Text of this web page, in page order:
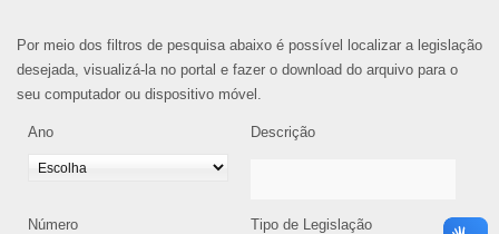
Por meio dos filtros de pesquisa abaixo é possível localizar a legislação
desejada, visualizá-la no portal e fazer o download do arquivo para o
seu computador ou dispositivo móvel.
Ano Descrição
Número Tipo de Legislação